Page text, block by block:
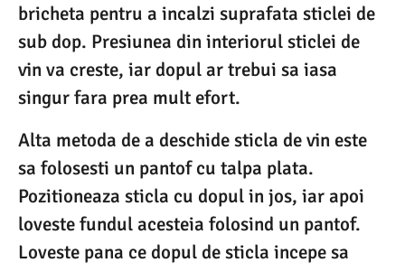
bricheta pentru a incalzi suprafata sticlei de
sub dop. Presiunea din interiorul sticlei de
vin va creste, iar dopul ar trebui sa iasa
singur fara prea mult efort.
Alta metoda de a deschide sticla de vin este
sa folosesti un pantof cu talpa plata.
Pozitioneaza sticla cu dopul in jos, iar apoi
loveste fundul acesteia folosind un pantof.
Loveste pana ce dopul de sticla incepe sa